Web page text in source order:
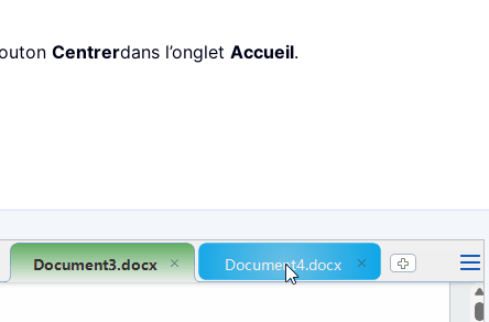
Centrerdans l’onglet Accueil.